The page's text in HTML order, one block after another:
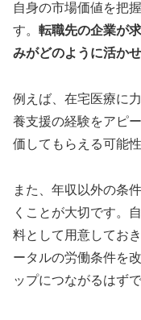
自身の市場価値を把
す。 転職先の企業が
みがどのように活か
例えば、在宅医療に
養支援の経験をアピ
価してもらえる可能
また、年収以外の条
くことが大切です。
料として用意してお
ータルの労働条件を
ップにつながるはずで